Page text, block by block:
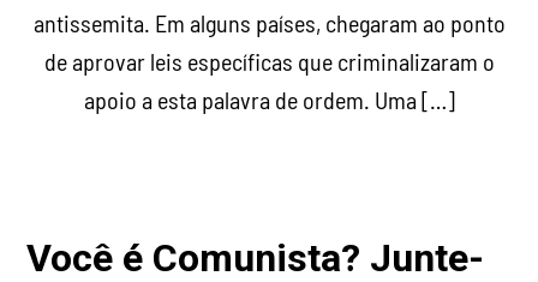
antissemita. Em alguns países, chegaram ao ponto
de aprovar leis específicas que criminalizaram o
apoio a esta palavra de ordem. Uma […]